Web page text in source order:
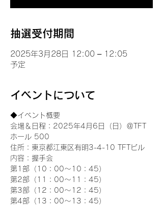
抽選受付期間
2025年3月28日 12:00 – 12:05
予定
イベントについて
◆イベント概要
会場＆日程：2025年4月6日（日）＠TFT
ホール 500
住所：東京都江東区有明3-4-10 TFTビル
内容：握手会
第1部（10：00～10：45）
第2部（11：00～11：45）
第3部（12：00～12：45）
第4部（13：00～13：45）